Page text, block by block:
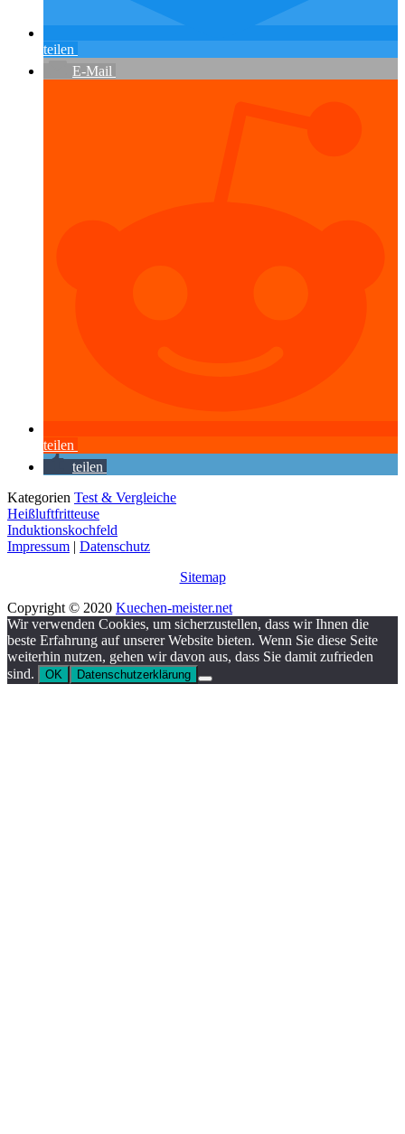
teilen
E-Mail
teilen
teilen
Kategorien Test & Vergleiche
Heißluftfritteuse
Induktionskochfeld
Impressum | Datenschutz
Sitemap
Copyright © 2020 Kuechen-meister.net
Wir verwenden Cookies, um sicherzustellen, dass wir Ihnen die
beste Erfahrung auf unserer Website bieten. Wenn Sie diese Seite
weiterhin nutzen, gehen wir davon aus, dass Sie damit zufrieden
sind.
OK Datenschutzerklärung